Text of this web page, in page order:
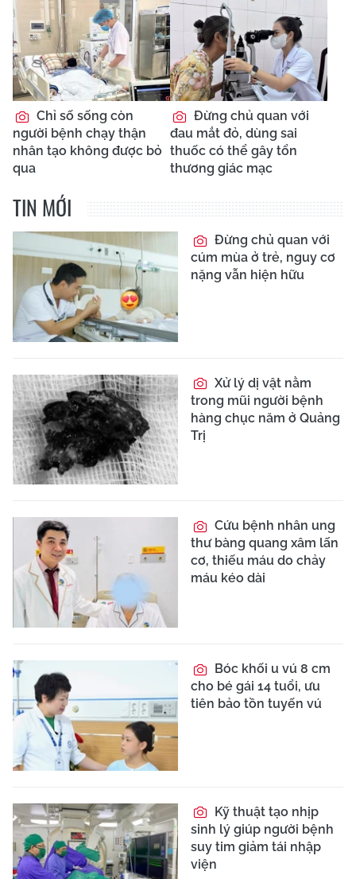
Chỉ số sống còn
người bệnh chạy thận
nhân tạo không được bỏ
qua
Đừng chủ quan với
đau mắt đỏ, dùng sai
thuốc có thể gây tổn
thương giác mạc
TIN MỚI
Đừng chủ quan với
cúm mùa ở trẻ, nguy cơ
nặng vẫn hiện hữu
Xử lý dị vật nằm
trong mũi người bệnh
hàng chục năm ở Quảng
Trị
Cứu bệnh nhân ung
thư bàng quang xâm lấn
cơ, thiếu máu do chảy
máu kéo dài
Bóc khối u vú 8 cm
cho bé gái 14 tuổi, ưu
tiên bảo tồn tuyến vú
Kỹ thuật tạo nhịp
sinh lý giúp người bệnh
suy tim giảm tái nhập
viện